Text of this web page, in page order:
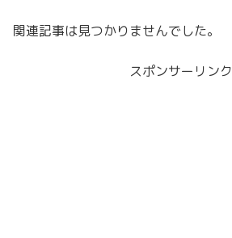
関連記事は見つかりませんでした。
スポンサーリンク